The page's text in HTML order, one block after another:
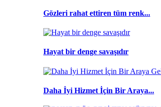
Gözleri rahat ettiren tüm renk...
Hayat bir denge savaşıdır
Daha İyi Hizmet İçin Bir Araya...